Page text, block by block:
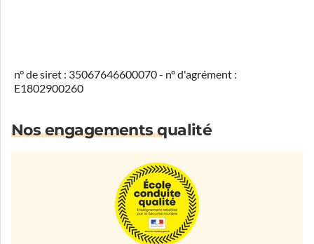
n° de siret : 35067646600070 - n° d'agrément :
E1802900260
Nos engagements qualité